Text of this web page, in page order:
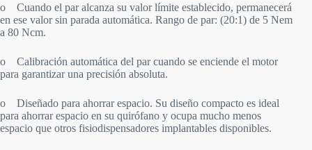
o Cuando el par alcanza su valor límite establecido, permanecerá
en ese valor sin parada automática. Rango de par: (20:1) de 5 Nem
a 80 Ncm.
o Calibración automática del par cuando se enciende el motor
para garantizar una precisión absoluta.
o Diseñado para ahorrar espacio. Su diseño compacto es ideal
para ahorrar espacio en su quirófano y ocupa mucho menos
espacio que otros fisiodispensadores implantables disponibles.